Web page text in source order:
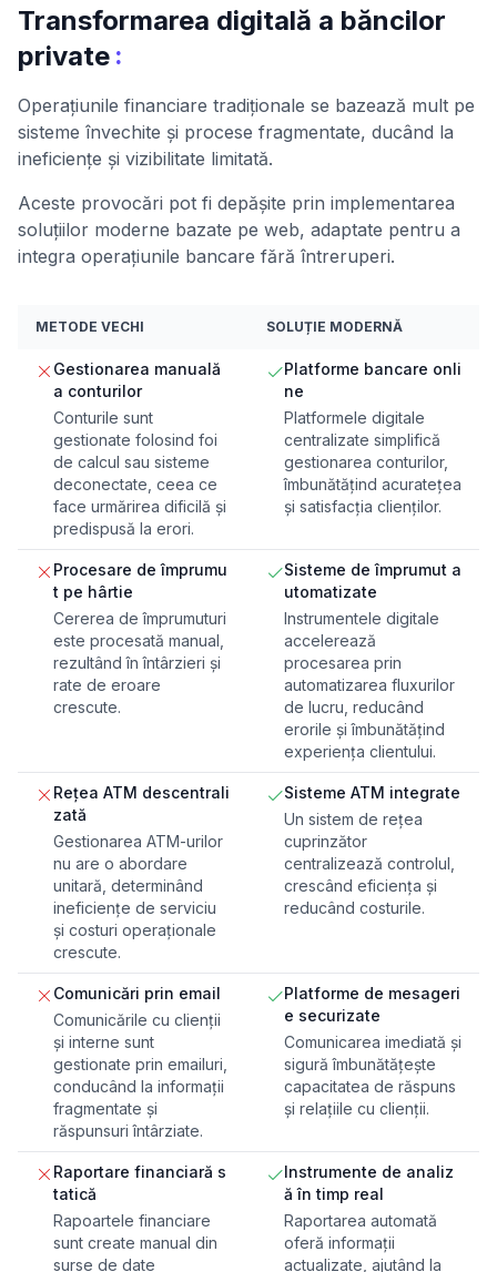
Transformarea digitală a băncilor
private :
Operațiunile financiare tradiționale se bazează mult pe
sisteme învechite și procese fragmentate, ducând la
ineficiențe și vizibilitate limitată.
Aceste provocări pot fi depășite prin implementarea
soluțiilor moderne bazate pe web, adaptate pentru a
integra operațiunile bancare fără întreruperi.
METODE VECHI SOLUȚIE MODERNĂ
Gestionarea manuală
a conturilor
Conturile sunt
gestionate folosind foi
de calcul sau sisteme
deconectate, ceea ce
face urmărirea dificilă și
predispusă la erori.
Platforme bancare onli
ne
Platformele digitale
centralizate simplifică
gestionarea conturilor,
îmbunătățind acuratețea
și satisfacția clienților.
Procesare de împrumu
t pe hârtie
Cererea de împrumuturi
este procesată manual,
rezultând în întârzieri și
rate de eroare
crescute.
Sisteme de împrumut a
utomatizate
Instrumentele digitale
accelerează
procesarea prin
automatizarea fluxurilor
de lucru, reducând
erorile și îmbunătățind
experiența clientului.
Rețea ATM descentrali
zată
Gestionarea ATM-urilor
nu are o abordare
unitară, determinând
ineficiențe de serviciu
și costuri operaționale
crescute.
Sisteme ATM integrate
Un sistem de rețea
cuprinzător
centralizează controlul,
crescând eficiența și
reducând costurile.
Comunicări prin email
Comunicările cu clienții
și interne sunt
gestionate prin emailuri,
conducând la informații
fragmentate și
răspunsuri întârziate.
Platforme de mesageri
e securizate
Comunicarea imediată și
sigură îmbunătățește
capacitatea de răspuns
și relațiile cu clienții.
Raportare financiară s
tatică
Rapoartele financiare
sunt create manual din
surse de date
Instrumente de analiz
ă în timp real
Raportarea automată
oferă informații
actualizate, ajutând la